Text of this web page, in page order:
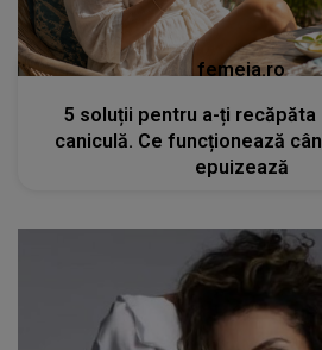
femeia.ro
5 soluții pentru a-ți recăpăta
caniculă. Ce funcționează
epuizează